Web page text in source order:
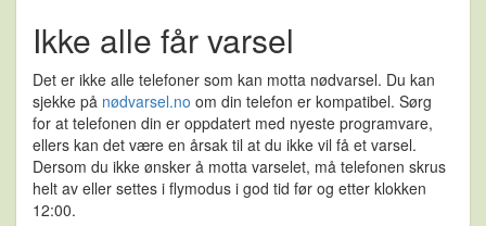
Ikke alle får varsel
Det er ikke alle telefoner som kan motta nødvarsel. Du kan
sjekke på nødvarsel.no om din telefon er kompatibel. Sørg
for at telefonen din er oppdatert med nyeste programvare,
ellers kan det være en årsak til at du ikke vil få et varsel.
Dersom du ikke ønsker å motta varselet, må telefonen skrus
helt av eller settes i flymodus i god tid før og etter klokken
12:00.